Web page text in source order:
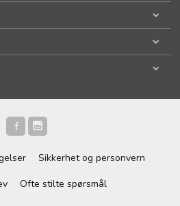
Sikkerhet og personvern
Ofte stilte spørsmål